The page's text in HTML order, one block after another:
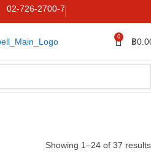
02-726-2700-7
0 ฿
Showing 1–24 of 37 results